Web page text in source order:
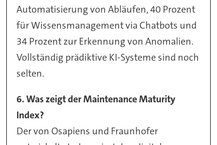
Automatisierung von Abläufen, 40 Prozent
für Wissensmanagement via Chatbots und
34 Prozent zur Erkennung von Anomalien.
Vollständig prädiktive KI-Systeme sind noch
selten.
6. Was zeigt der Maintenance Maturity
Index?
Der von Osapiens und Fraunhofer